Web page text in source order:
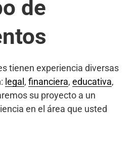
de
tienen experiencia diversas
legal , financiera, educativa,
su proyecto a un
en el área que usted